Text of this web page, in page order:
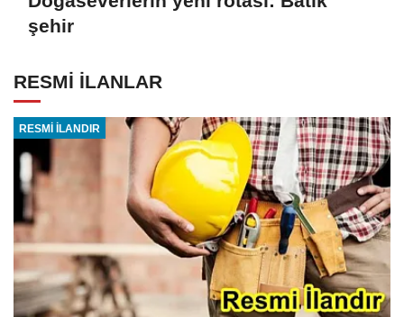
şehir
RESMİ İLANLAR
RESMİ İLANDIR